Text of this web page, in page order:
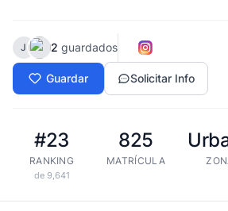
J 2 guardados
Guardar Solicitar Info
#23
RANKING
de 9,641
825
MATRÍCULA